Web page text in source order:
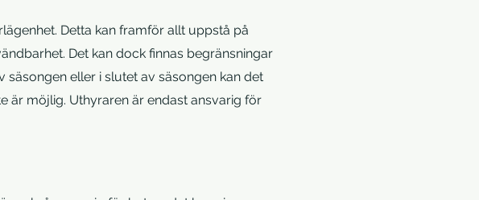
Detta kan framför allt uppstå på
Det kan dock finnas begränsningar
säsongen eller i slutet av säsongen kan det
är möjlig. Uthyraren är endast ansvarig för